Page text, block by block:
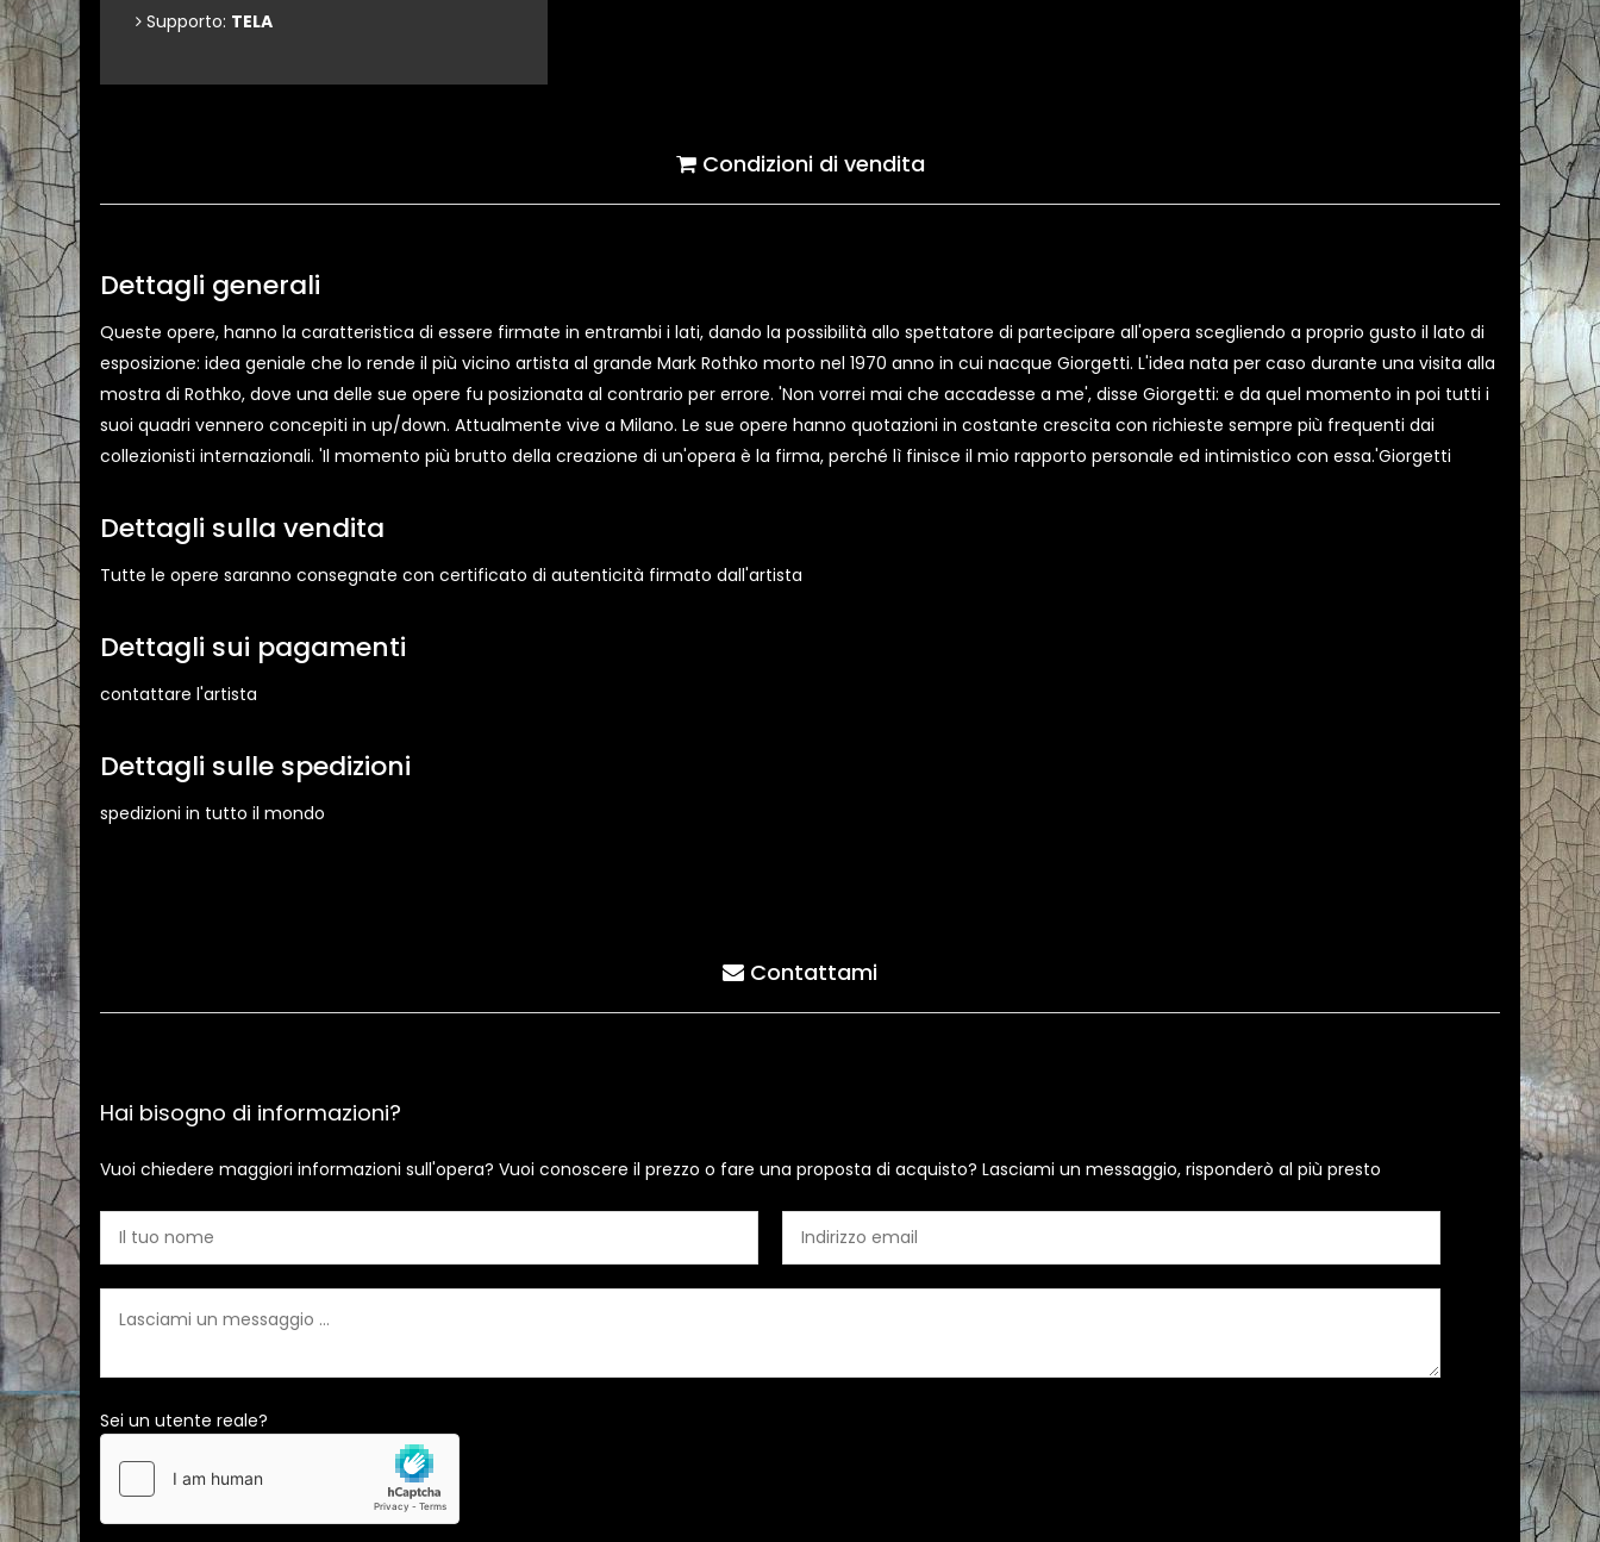
Supporto: TELA
Condizioni di vendita
Dettagli generali
Queste opere, hanno la caratteristica di essere firmate in entrambi i lati, dando la possibilità allo spettatore di partecipare all'opera scegliendo a proprio gusto il lato di
esposizione: idea geniale che lo rende il più vicino artista al grande Mark Rothko morto nel 1970 anno in cui nacque Giorgetti. L'idea nata per caso durante una visita alla
mostra di Rothko, dove una delle sue opere fu posizionata al contrario per errore. 'Non vorrei mai che accadesse a me', disse Giorgetti: e da quel momento in poi tutti i
suoi quadri vennero concepiti in up/down. Attualmente vive a Milano. Le sue opere hanno quotazioni in costante crescita con richieste sempre più frequenti dai
collezionisti internazionali. 'Il momento più brutto della creazione di un'opera è la firma, perché lì finisce il mio rapporto personale ed intimistico con essa.'Giorgetti
Dettagli sulla vendita
Tutte le opere saranno consegnate con certificato di autenticità firmato dall'artista
Dettagli sui pagamenti
contattare l'artista
Dettagli sulle spedizioni
spedizioni in tutto il mondo
Contattami
Hai bisogno di informazioni?
Vuoi chiedere maggiori informazioni sull'opera? Vuoi conoscere il prezzo o fare una proposta di acquisto? Lasciami un messaggio, risponderò al più presto
Sei un utente reale?